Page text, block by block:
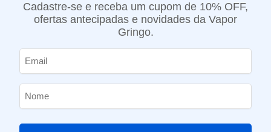
Cadastre-se e receba um cupom de 10% OFF,
ofertas antecipadas e novidades da Vapor
Gringo.